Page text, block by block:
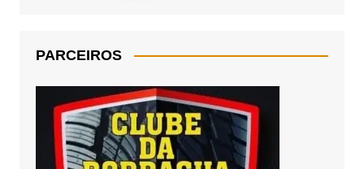
PARCEIROS